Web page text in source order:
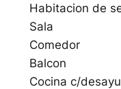
Habitacion de
Sala
Comedor
Balcon
Cocina c/